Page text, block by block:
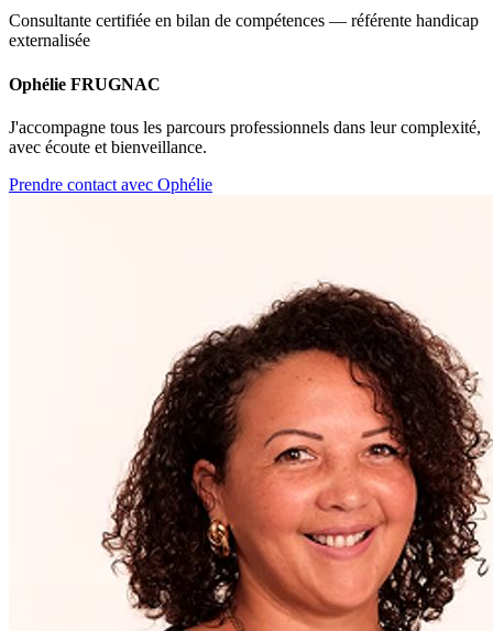
Consultante certifiée en bilan de compétences — référente handicap
externalisée
Ophélie FRUGNAC
J'accompagne tous les parcours professionnels dans leur complexité,
avec écoute et bienveillance.
Prendre contact avec Ophélie